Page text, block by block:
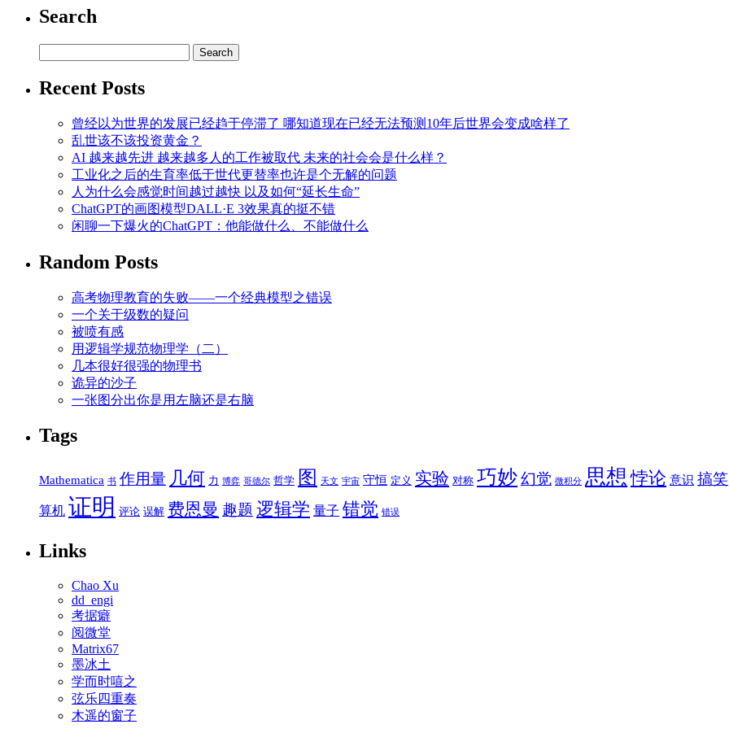
Search
Recent Posts
曾经以为世界的发展已经趋于停滞了 哪知道现在已经无法预测10年后世界会变成啥样了
乱世该不该投资黄金？
AI 越来越先进 越来越多人的工作被取代 未来的社会会是什么样？
工业化之后的生育率低于世代更替率也许是个无解的问题
人为什么会感觉时间越过越快 以及如何“延长生命”
ChatGPT的画图模型DALL·E 3效果真的挺不错
闲聊一下爆火的ChatGPT：他能做什么、不能做什么
Random Posts
高考物理教育的失败——一个经典模型之错误
一个关于级数的疑问
被喷有感
用逻辑学规范物理学（二）
几本很好很强的物理书
诡异的沙子
一张图分出你是用左脑还是右脑
Tags
Mathematica 书 作用量 几何 力 博弈 哥德尔 哲学 图 天文 宇宙 守恒 定义 实验 对称 巧妙幻觉 微积分 思想 悖论 意识 搞笑
算机 证明 评论 误解 费恩曼 趣题 逻辑学 量子 错觉 错误
Links
Chao Xu
dd_engi
考据癖
阅微堂
Matrix67
墨冰土
学而时嘻之
弦乐四重奏
木遥的窗子